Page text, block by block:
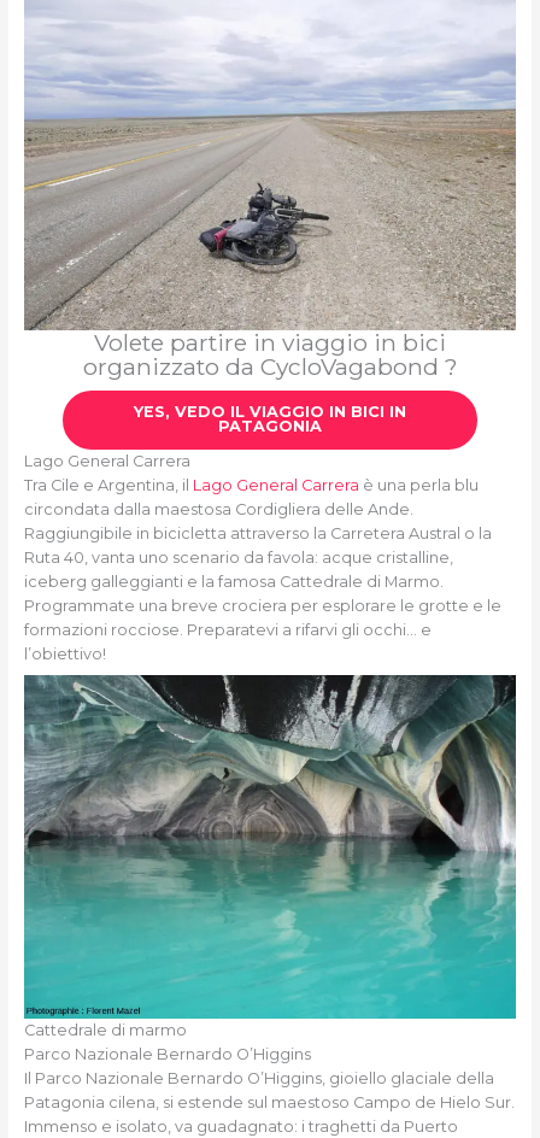
Volete partire in viaggio in bici
organizzato da CycloVagabond ?
YES, VEDO IL VIAGGIO IN BICI IN
PATAGONIA
Lago General Carrera
Tra Cile e Argentina, il Lago General Carrera è una perla blu
circondata dalla maestosa Cordigliera delle Ande.
Raggiungibile in bicicletta attraverso la Carretera Austral o la
Ruta 40, vanta uno scenario da favola: acque cristalline,
iceberg galleggianti e la famosa Cattedrale di Marmo.
Programmate una breve crociera per esplorare le grotte e le
formazioni rocciose. Preparatevi a rifarvi gli occhi… e
l’obiettivo!
Cattedrale di marmo
Parco Nazionale Bernardo O’Higgins
Il Parco Nazionale Bernardo O’Higgins, gioiello glaciale della
Patagonia cilena, si estende sul maestoso Campo de Hielo Sur.
Immenso e isolato, va guadagnato: i traghetti da Puerto